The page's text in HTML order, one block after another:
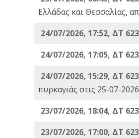
Ελλάδας και Θεσσαλίας,
24/07/2026, 17:52, ΔΤ
24/07/2026, 17:05, ΔΤ
24/07/2026, 15:29, ΔΤ
πυρκαγιάς στις 25-07-2026
23/07/2026, 18:04, ΔΤ
23/07/2026, 17:00, ΔΤ